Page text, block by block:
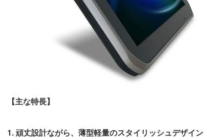
【主な特長】
1. 頑丈設計ながら、薄型軽量のスタイリッシュデザイン